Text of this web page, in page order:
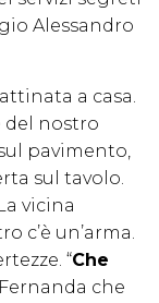
Alessandro
a casa.
del nostro
pavimento,
sul tavolo.
vicina
c’è un’arma.
“Che
Fernanda che